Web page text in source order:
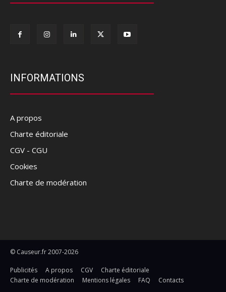
INFORMATIONS
A propos
Charte éditoriale
CGV - CGU
Cookies
Charte de modération
© Causeur.fr 2007-2026
Publicités A propos CGV
Charte éditoriale
Charte de modération
Mentions légales FAQ Contacts